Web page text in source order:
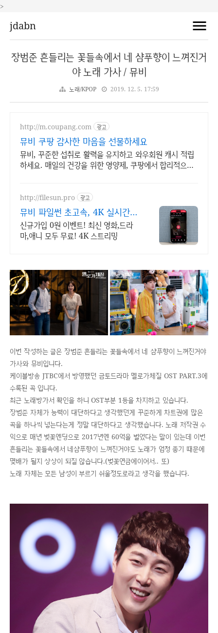
>
jdabn
장범준 흔들리는 꽃들속에서 네 샴푸향이 느껴진거
야 노래 가사 / 뮤비
노래/KPOP 2019. 12. 5. 17:59
http://m.coupang.com 광고
뮤비 쿠팡 감사한 마음을 선물하세요
뮤비, 꾸준한 섭취로 활력을 유지하고 와우회원 캐시 적립
하세요. 매일의 건강을 위한 영양제, 쿠팡에서 합리적으로
http://filesun.pro 광고
뮤비 파일썬 초고속, 4K 실시간
보기!
신규가입 0원 이벤트! 최신 영화,드라
마,애니 모두 무료! 4K 스트리밍
이번 작성하는 글은 장범준 흔들리는 꽃들속에서 네 샴푸향이 느껴진거야
가사와 뮤비입니다.
케이블방송 JTBC에서 방영했던 금토드라마 멜로가체질 OST PART.3에
수록된 곡 입니다.
최근 노래방가서 확인을 하니 OST부분 1등을 차지하고 있습니다.
장범준 자체가 능력이 대단하다고 생각했던게 꾸준하게 차트권에 많은
곡을 하나씩 넣는다는게 정말 대단하다고 생각했습니다. 노래 저작권 수
익으로 매년 벚꽃엔딩으로 2017년엔 60억을 벌었다는 말이 있는데 이번
흔들리는 꽃들속에서 네샴푸향이 느껴진거야도 노래가 엄청 좋기 때문에
몇배가 될지 상상이 되질 않습니다.(벚꽃연금에이어서.. 또)
노래 자체는 모든 남성이 부르기 쉬울정도로라고 생각을 했습니다.